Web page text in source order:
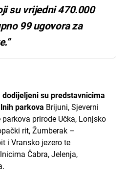
su vrijedni 470.000
99 ugovora za
dodijeljeni su predstavnicima
parkova Brijuni, Sjeverni
prirode Učka, Lonjsko
rit, Žumberak –
i Vransko jezero te
Čabra, Jelenja,